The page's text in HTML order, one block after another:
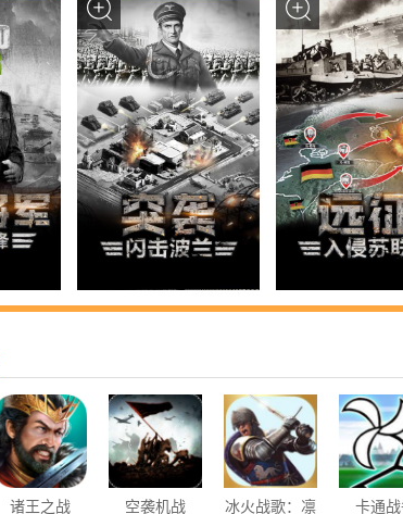
诸王之战 空袭机战 冰火战歌：凛 卡通